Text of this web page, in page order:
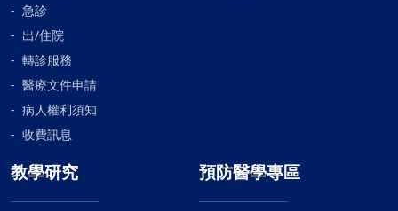
急診
出/住院
轉診服務
醫療文件申請
病人權利須知
收費訊息
教學研究 預防醫學專區